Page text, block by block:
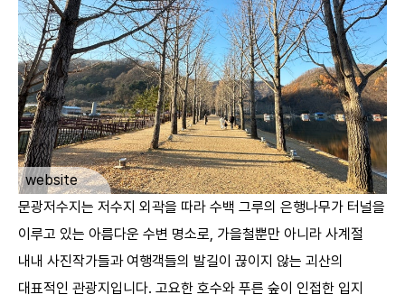
website
ㅤ
문광저수지는 저수지 외곽을 따라 수백 그루의 은행나무가 터널을
이루고 있는 아름다운 수변 명소로, 가을철뿐만 아니라 사계절
내내 사진작가들과 여행객들의 발길이 끊이지 않는 괴산의
대표적인 관광지입니다. 고요한 호수와 푸른 숲이 인접한 입지